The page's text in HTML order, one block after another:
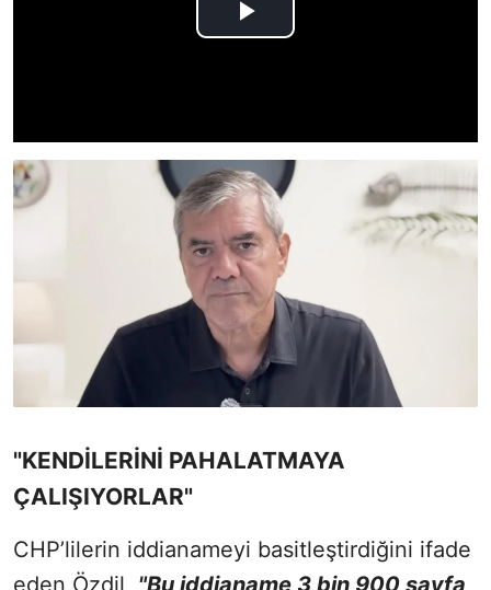
"KENDİLERİNİ PAHALATMAYA
ÇALIŞIYORLAR"
CHP’lilerin iddianameyi basitleştirdiğini ifade
eden Özdil, "Bu iddianame 3 bin 900 sayfa